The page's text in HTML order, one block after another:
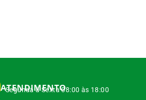
ATENDIMENTO
Segunda à Sexta 08:00 às 18:00